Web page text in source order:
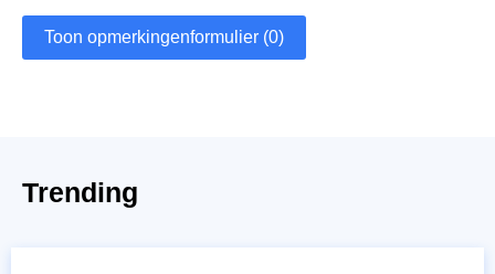
Toon opmerkingenformulier (0)
Trending